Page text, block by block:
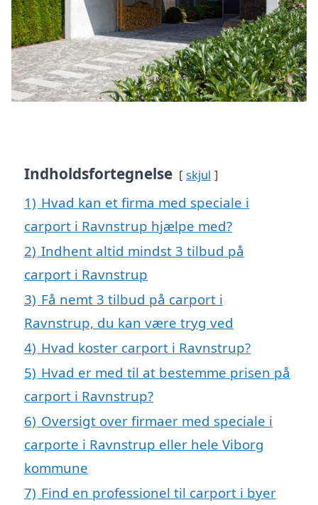
Indholdsfortegnelse skjul
1) Hvad kan et firma med speciale i
carport i Ravnstrup hjælpe med?
2) Indhent altid mindst 3 tilbud på
carport i Ravnstrup
3) Få nemt 3 tilbud på carport i
Ravnstrup, du kan være tryg ved
4) Hvad koster carport i Ravnstrup?
5) Hvad er med til at bestemme prisen på
carport i Ravnstrup?
6) Oversigt over firmaer med speciale i
carporte i Ravnstrup eller hele Viborg
kommune
7) Find en professionel til carport i byer